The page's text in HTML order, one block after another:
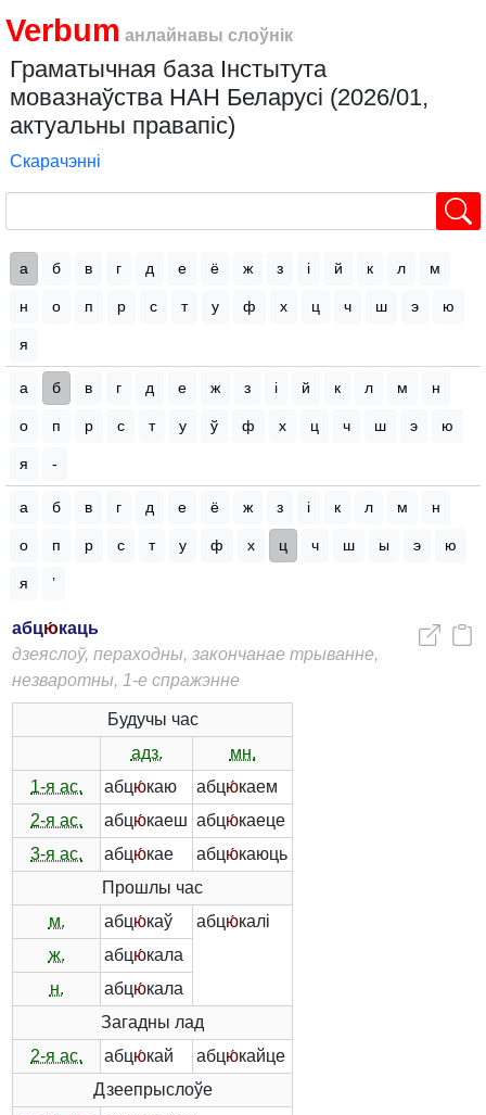
Verbum анлайнавы слоўнік
Граматычная база Інстытута
мовазнаўства НАН Беларусі (2026/01,
актуальны правапіс)
Скарачэнні
а б в г д е ё ж з і й к л м
н о п р с т у ф х ц ч ш э ю
я
а б в г д е ж з і й к л м н
о п р с т у ў ф х ц ч ш э ю
я -
а б в г д е ё ж з і к л м н
о п р с т у ф х ц ч ш ы э ю
я ’
абцю́каць
дзеяслоў, пераходны, закончанае трыванне,
незваротны, 1-е спражэнне
Будучы час
адз.
мн.
1-я ас.
абцю́каю абцю́каем
2-я ас.
абцю́каеш абцю́каеце
3-я ас.
абцю́кае абцю́каюць
Прошлы час
м.
абцю́каў абцю́калі
ж.
абцю́кала
н.
абцю́кала
Загадны лад
2-я ас.
абцю́кай абцю́кайце
Дзеепрыслоўе